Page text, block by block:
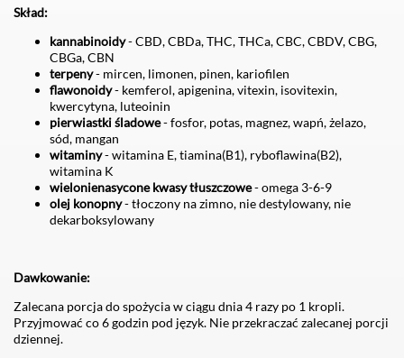
Skład:
kannabinoidy- CBD, CBDa, THC, THCa, CBC, CBDV, CBG,
CBGa, CBN
terpeny- mircen, limonen, pinen, kariofilen
flawonoidy- kemferol, apigenina, vitexin, isovitexin,
kwercytyna, luteoinin
pierwiastki śladowe- fosfor, potas, magnez, wapń, żelazo,
sód, mangan
witaminy- witamina E, tiamina(B1), ryboflawina(B2),
witamina K
wielonienasycone kwasy tłuszczowe- omega 3-6-9
olej konopny- tłoczony na zimno, nie destylowany, nie
dekarboksylowany
Dawkowanie:
Zalecana porcja do spożycia w ciągu dnia 4 razy po 1 kropli.
Przyjmować co 6 godzin pod język. Nie przekraczać zalecanej porcji
dziennej.